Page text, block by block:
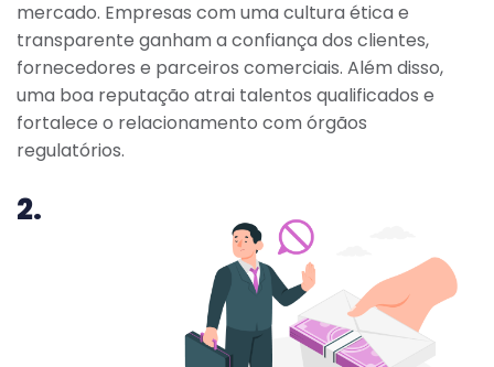
mercado. Empresas com uma cultura ética e
transparente ganham a confiança dos clientes,
fornecedores e parceiros comerciais. Além disso,
uma boa reputação atrai talentos qualificados e
fortalece o relacionamento com órgãos
regulatórios.
2.